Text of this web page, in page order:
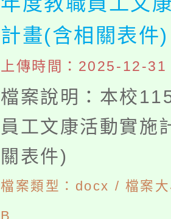
計畫(含相關表
上傳時間：2025-12-
檔案說明：本校
員工文康活動實施
關表件)
檔案類型：docx / 檔案
B